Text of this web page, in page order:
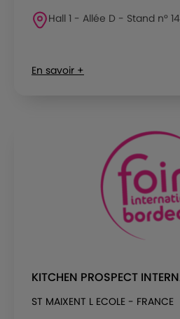
Hall 1 - Allée D - Stand n°
En savoir +
KITCHEN PROSPECT
ST MAIXENT L ECOLE - FRANCE